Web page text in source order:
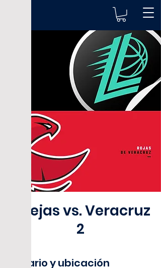
Abejas vs. Veracruz
2
Horario y ubicación